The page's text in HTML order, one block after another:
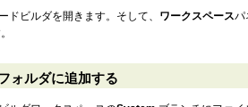
ドビルダを開きます。そして、 ワークスペースパ
ォルダに追加する